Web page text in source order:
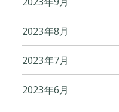
2023年8月
2023年7月
2023年6月